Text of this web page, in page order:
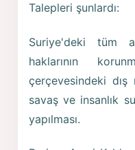
Talepleri şunlardı:
Suriye'deki tüm
haklarının
çerçevesindeki dış
savaş ve insanlık
yapılması.